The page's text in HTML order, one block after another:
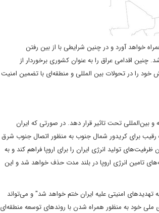
خواهد آورد و در چنین شرایطی با از بین رفتن
چنین اقدامی عراق را به عنوان کشوری برخوردار از
را در تحولات بین المللی و منطقه‌ای با تضمین امنیت
تحت تاثیر قرار دهد. در صورتی که ایران
رقیب برای کریدور شمال جنوب به منظور اتصال جنوب شرق
تولید انرژی ایران را برای اروپا فراهم کند و به
تامین انرژی اروپا در بلند مدت حذف خواهد شد و این
امنیتی علیه ایران ختم خواهد شد" و می‌تواند
ملی خود به منظور همراه شدن با روند‌های توسعه‌ منطقه‌ای